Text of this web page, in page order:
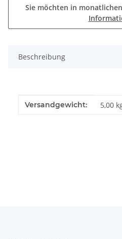
Sie möchten in
Beschreibung
Produkteigenschaft
Wert
Versandgewicht: 5,00